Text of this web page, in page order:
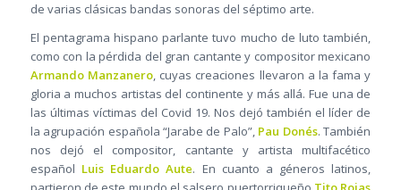
de varias clásicas bandas sonoras del séptimo arte.
El pentagrama hispano parlante tuvo mucho de luto también,
como con la pérdida del gran cantante y compositor mexicano
Armando Manzanero, cuyas creaciones llevaron a la fama y
gloria a muchos artistas del continente y más allá. Fue una de
las últimas víctimas del Covid 19. Nos dejó también el líder de
la agrupación española “Jarabe de Palo”, Pau Donés. También
nos dejó el compositor, cantante y artista multifacético
español Luis Eduardo Aute. En cuanto a géneros latinos,